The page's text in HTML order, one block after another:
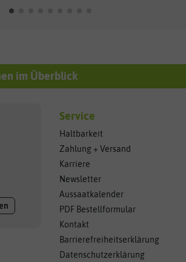
im Überblick
Service
Haltbarkeit
Zahlung + Versand
Karriere
Newsletter
Aussaatkalender
PDF Bestellformular
Kontakt
Barrierefreiheitserklärung
Datenschutzerklärung